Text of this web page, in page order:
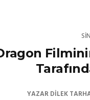
YAZARDILEK